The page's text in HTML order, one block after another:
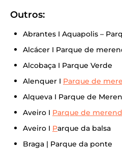
Outros:
Abrantes I Aquapolis –
Alcácer I Parque de
Alcobaça I Parque Verde
Alenquer I Parque de
Alqueva I Parque de
Aveiro I Parque de
Aveiro I Parque da balsa
Braga | Parque da ponte